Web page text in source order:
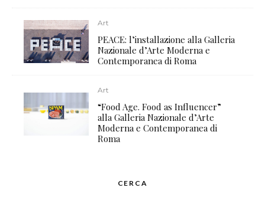
Art
PEACE: l’installazione alla Galleria
Nazionale d’Arte Moderna e
Contemporanea di Roma
Art
“Food Age. Food as Influencer”
alla Galleria Nazionale d’Arte
Moderna e Contemporanea di
Roma
CERCA